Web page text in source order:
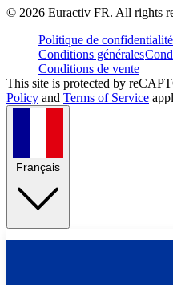
© 2026 Euractiv FR. All rights
Politique de confidentialité
Conditions générales
Conditions de vente
This site is protected by
Policy and Terms of Service
Français